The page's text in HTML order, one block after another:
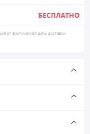
БЕСПЛАТНО
от фактической даты доставки